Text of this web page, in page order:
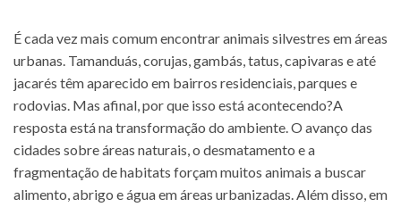
É cada vez mais comum encontrar animais silvestres em áreas
urbanas. Tamanduás, corujas, gambás, tatus, capivaras e até
jacarés têm aparecido em bairros residenciais, parques e
rodovias. Mas afinal, por que isso está acontecendo?A
resposta está na transformação do ambiente. O avanço das
cidades sobre áreas naturais, o desmatamento e a
fragmentação de habitats forçam muitos animais a buscar
alimento, abrigo e água em áreas urbanizadas. Além disso, em